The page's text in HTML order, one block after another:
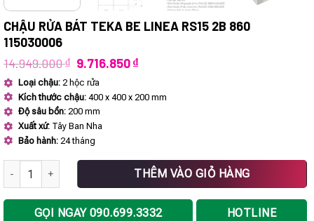
CHẬU RỬA BÁT TEKA BE LINEA RS15 2B 860
115030006
14.949.000₫ Giá
gốc
là:
14.949.000 ₫.
9.716.850₫Giá
là:
Loại chậu: 2 hộc rửa
Kích thước chậu: 400 x 400 x 200 mm
Độ sâu bồn: 200 mm
Xuất xứ: Tây Ban Nha
Bảo hành: 24 tháng
Chậu rửa bát TEKA BE LINEA RS15 2B 860 115030006 số lượng
THÊM VÀO GIỎ HÀNG
GỌI NGAY 090.699.3332 HOTLINE